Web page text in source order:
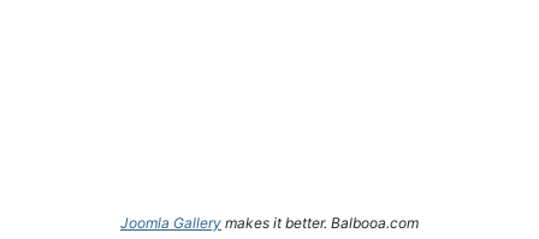
Joomla Gallery makes it better. Balbooa.com